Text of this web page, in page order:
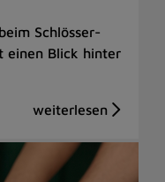
Schlösser-
einen Blick hinter